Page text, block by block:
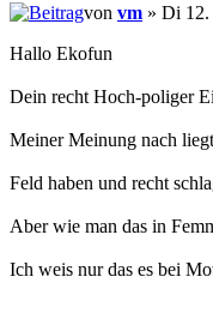
von vm » Di
Hallo Ekofun
Dein recht Hoch-poliger
Meiner Meinung nach
Feld haben und recht
Aber wie man das in
Ich weis nur das es bei